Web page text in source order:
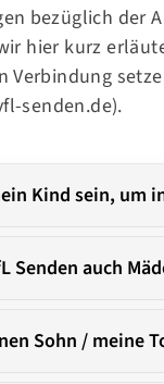
bezüglich der
hier kurz
Verbindung
senden.de).
Kind sein, um
Senden auch
Sohn / meine
Mitgliedschaft